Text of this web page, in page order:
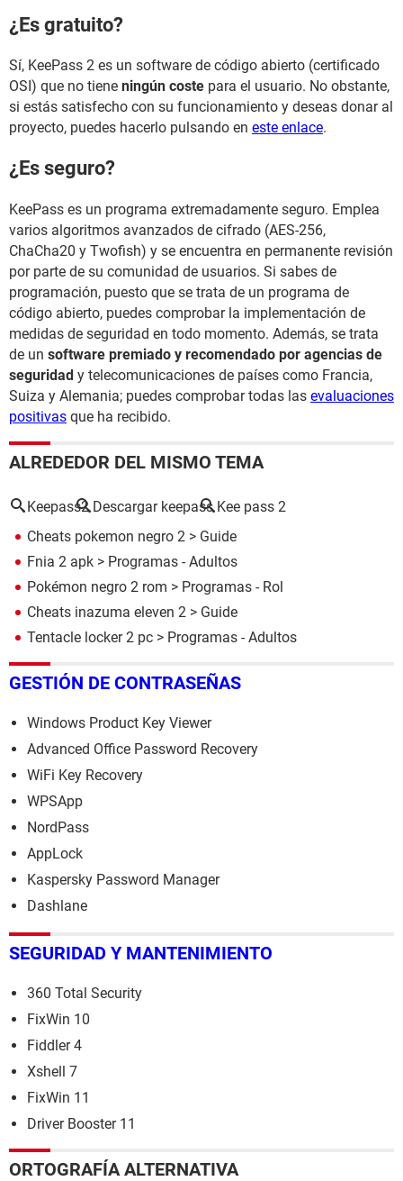
¿Es gratuito?
Sí, KeePass 2 es un software de código abierto (certificado
OSI) que no tiene ningún coste para el usuario. No obstante,
si estás satisfecho con su funcionamiento y deseas donar al
proyecto, puedes hacerlo pulsando en este enlace.
¿Es seguro?
KeePass es un programa extremadamente seguro. Emplea
varios algoritmos avanzados de cifrado (AES-256,
ChaCha20 y Twofish) y se encuentra en permanente revisión
por parte de su comunidad de usuarios. Si sabes de
programación, puesto que se trata de un programa de
código abierto, puedes comprobar la implementación de
medidas de seguridad en todo momento. Además, se trata
de un software premiado y recomendado por agencias de
seguridad y telecomunicaciones de países como Francia,
Suiza y Alemania; puedes comprobar todas las evaluaciones
positivas que ha recibido.
ALREDEDOR DEL MISMO TEMA
Keepass2 Descargar keepass Kee pass 2
Cheats pokemon negro 2 > Guide
Fnia 2 apk > Programas - Adultos
Pokémon negro 2 rom > Programas - Rol
Cheats inazuma eleven 2 > Guide
Tentacle locker 2 pc > Programas - Adultos
GESTIÓN DE CONTRASEÑAS
Windows Product Key Viewer
Advanced Office Password Recovery
WiFi Key Recovery
WPSApp
NordPass
AppLock
Kaspersky Password Manager
Dashlane
SEGURIDAD Y MANTENIMIENTO
360 Total Security
FixWin 10
Fiddler 4
Xshell 7
FixWin 11
Driver Booster 11
ORTOGRAFÍA ALTERNATIVA